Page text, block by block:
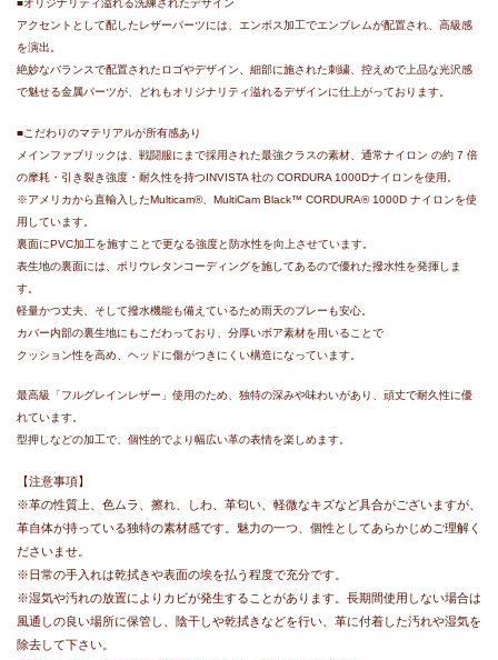
■オリジナリティ溢れる洗練されたデザイン
アクセントとして配したレザーパーツには、エンボス加工でエンブレムが配置され、高級感
を演出。
絶妙なバランスで配置されたロゴやデザイン、細部に施された刺繍、控えめで上品な光沢感
で魅せる金属パーツが、どれもオリジナリティ溢れるデザインに仕上がっております。
■こだわりのマテリアルが所有感あり
メインファブリックは、戦闘服にまで採用された最強クラスの素材、通常ナイロン の約 7 倍
の摩耗・引き裂き強度・耐久性を持つINVISTA 社の CORDURA 1000Dナイロンを使用。
※アメリカから直輸入したMulticam®、MultiCam Black™ CORDURA® 1000D ナイロンを使
用しています。
裏面にPVC加工を施すことで更なる強度と防水性を向上させています。
表生地の裏面には、ポリウレタンコーディングを施してあるので優れた撥水性を発揮しま
す。
軽量かつ丈夫、そして撥水機能も備えているため雨天のプレーも安心。
カバー内部の裏生地にもこだわっており、分厚いボア素材を用いることで
クッション性を高め、ヘッドに傷がつきにくい構造になっています。
最高級「フルグレインレザー」使用のため、独特の深みや味わいがあり、頑丈で耐久性に優
れています。
型押しなどの加工で、個性的でより幅広い革の表情を楽しめます。
【注意事項】
※革の性質上、色ムラ、擦れ、しわ、革匂い、軽微なキズなど具合がございますが、
革自体が持っている独特の素材感です。魅力の一つ、個性としてあらかじめご理解く
ださいませ。
※日常の手入れは乾拭きや表面の埃を払う程度で充分です。
※湿気や汚れの放置によりカビが発生することがあります。長期間使用しない場合は
風通しの良い場所に保管し、陰干しや乾拭きなどを行い、革に付着した汚れや湿気を
除去して下さい。